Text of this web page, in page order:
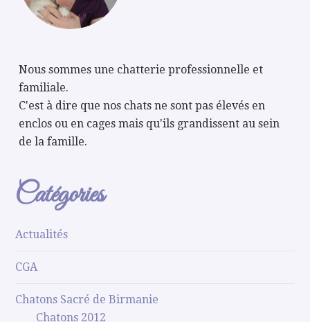
Nous sommes une chatterie professionnelle et
familiale.
C'est à dire que nos chats ne sont pas élevés en
enclos ou en cages mais qu'ils grandissent au sein
de la famille.
Catégories
Actualités
CGA
Chatons Sacré de Birmanie
Chatons 2012